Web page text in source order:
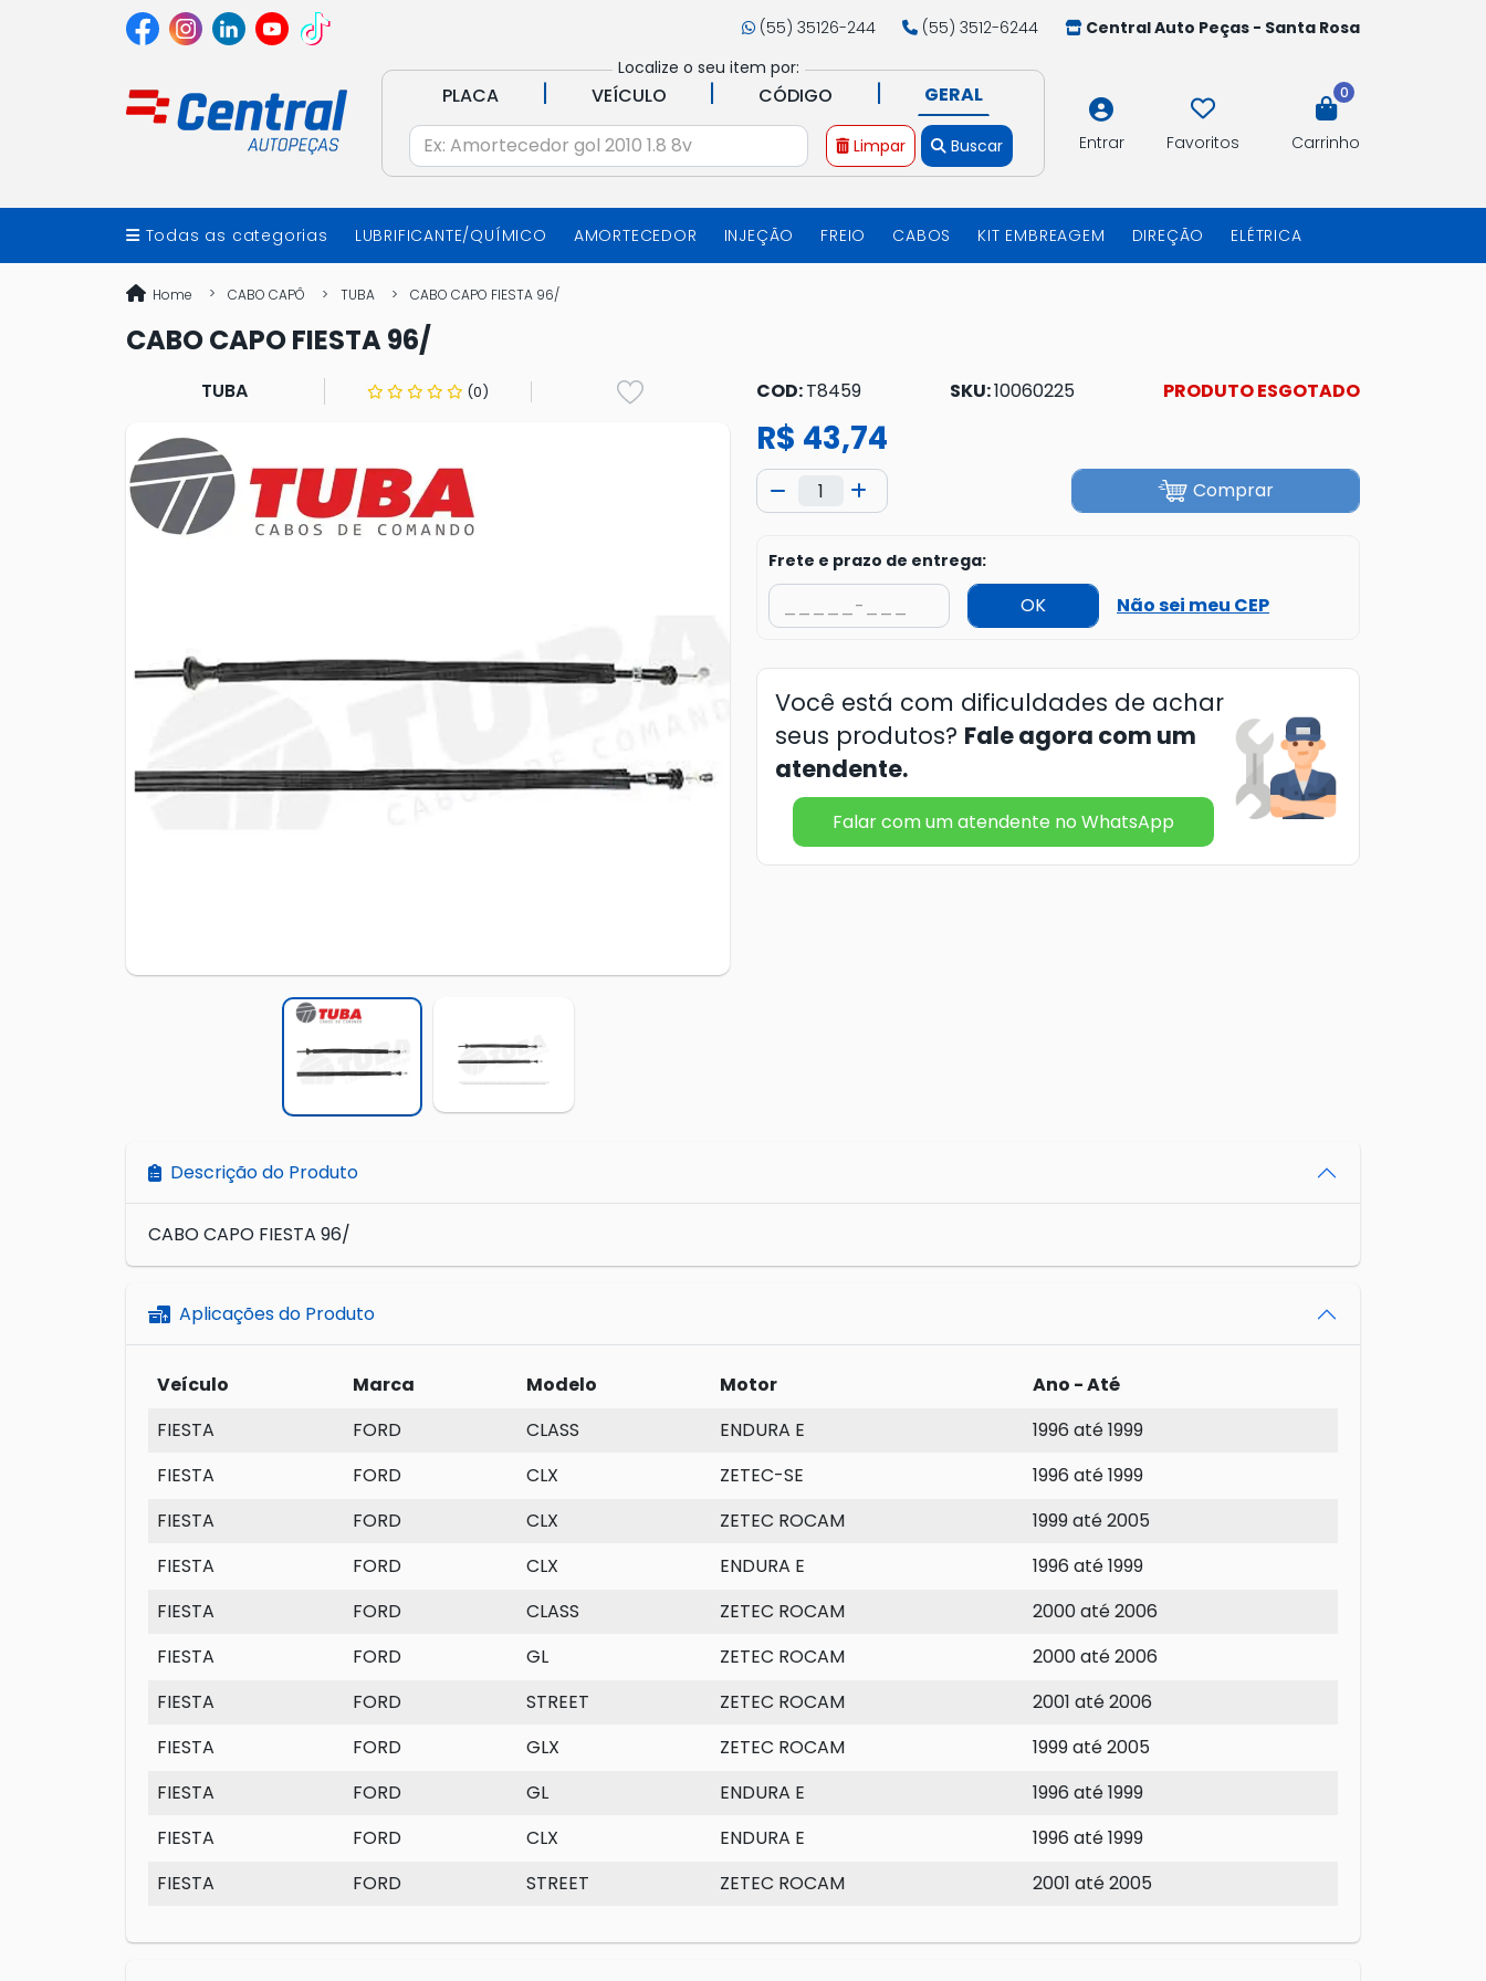
(55) 35126-244 (55) 3512-6244
Central Auto Peças - Santa Rosa
Localize o seu item por:
PLACA | VEÍCULO | CÓDIGO | GERAL
Limpar Buscar Entrar Favoritos
0
Carrinho
Todas as categorias LUBRIFICANTE/QUÍMICO AMORTECEDOR INJEÇÃO FREIO CABOS KIT EMBREAGEM DIREÇÃO ELÉTRICA
Home CABO CAPÔ TUBA CABO CAPO FIESTA 96/
CABO CAPO FIESTA 96/
TUBA (0) COD:T8459 SKU:10060225 PRODUTO ESGOTADO
R$ 43,74
Comprar
Frete e prazo de entrega:
OK Não sei meu CEP
Você está com dificuldades de achar
seus produtos? Fale agora com um
atendente.
Falar com um atendente no WhatsApp
Descrição do Produto
CABO CAPO FIESTA 96/
Aplicações do Produto
Veículo Marca Modelo Motor
Ano - Até
FIESTA
FORD CLASS ENDURA E
1996 até 1999
FIESTA
FORD CLX ZETEC-SE
1996 até 1999
FIESTA
FORD CLX ZETEC ROCAM
1999 até 2005
FIESTA
FORD CLX ENDURA E
1996 até 1999
FIESTA
FORD CLASS ZETEC ROCAM
2000 até 2006
FIESTA
FORD GL ZETEC ROCAM
2000 até 2006
FIESTA
FORD STREET ZETEC ROCAM
2001 até 2006
FIESTA
FORD GLX ZETEC ROCAM
1999 até 2005
FIESTA
FORD GL ENDURA E
1996 até 1999
FIESTA
FORD CLX ENDURA E
1996 até 1999
FIESTA
FORD STREET ZETEC ROCAM 2001 até 2005